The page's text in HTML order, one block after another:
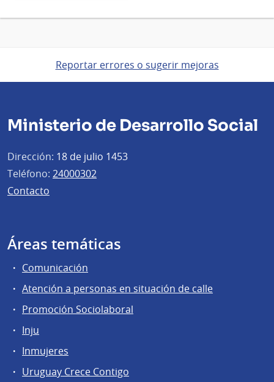
Reportar errores o sugerir mejoras
Ministerio de Desarrollo Social
Dirección: 18 de julio 1453
Teléfono: 24000302
Contacto
Áreas temáticas
Comunicación
Atención a personas en situación de calle
Promoción Sociolaboral
Inju
Inmujeres
Uruguay Crece Contigo